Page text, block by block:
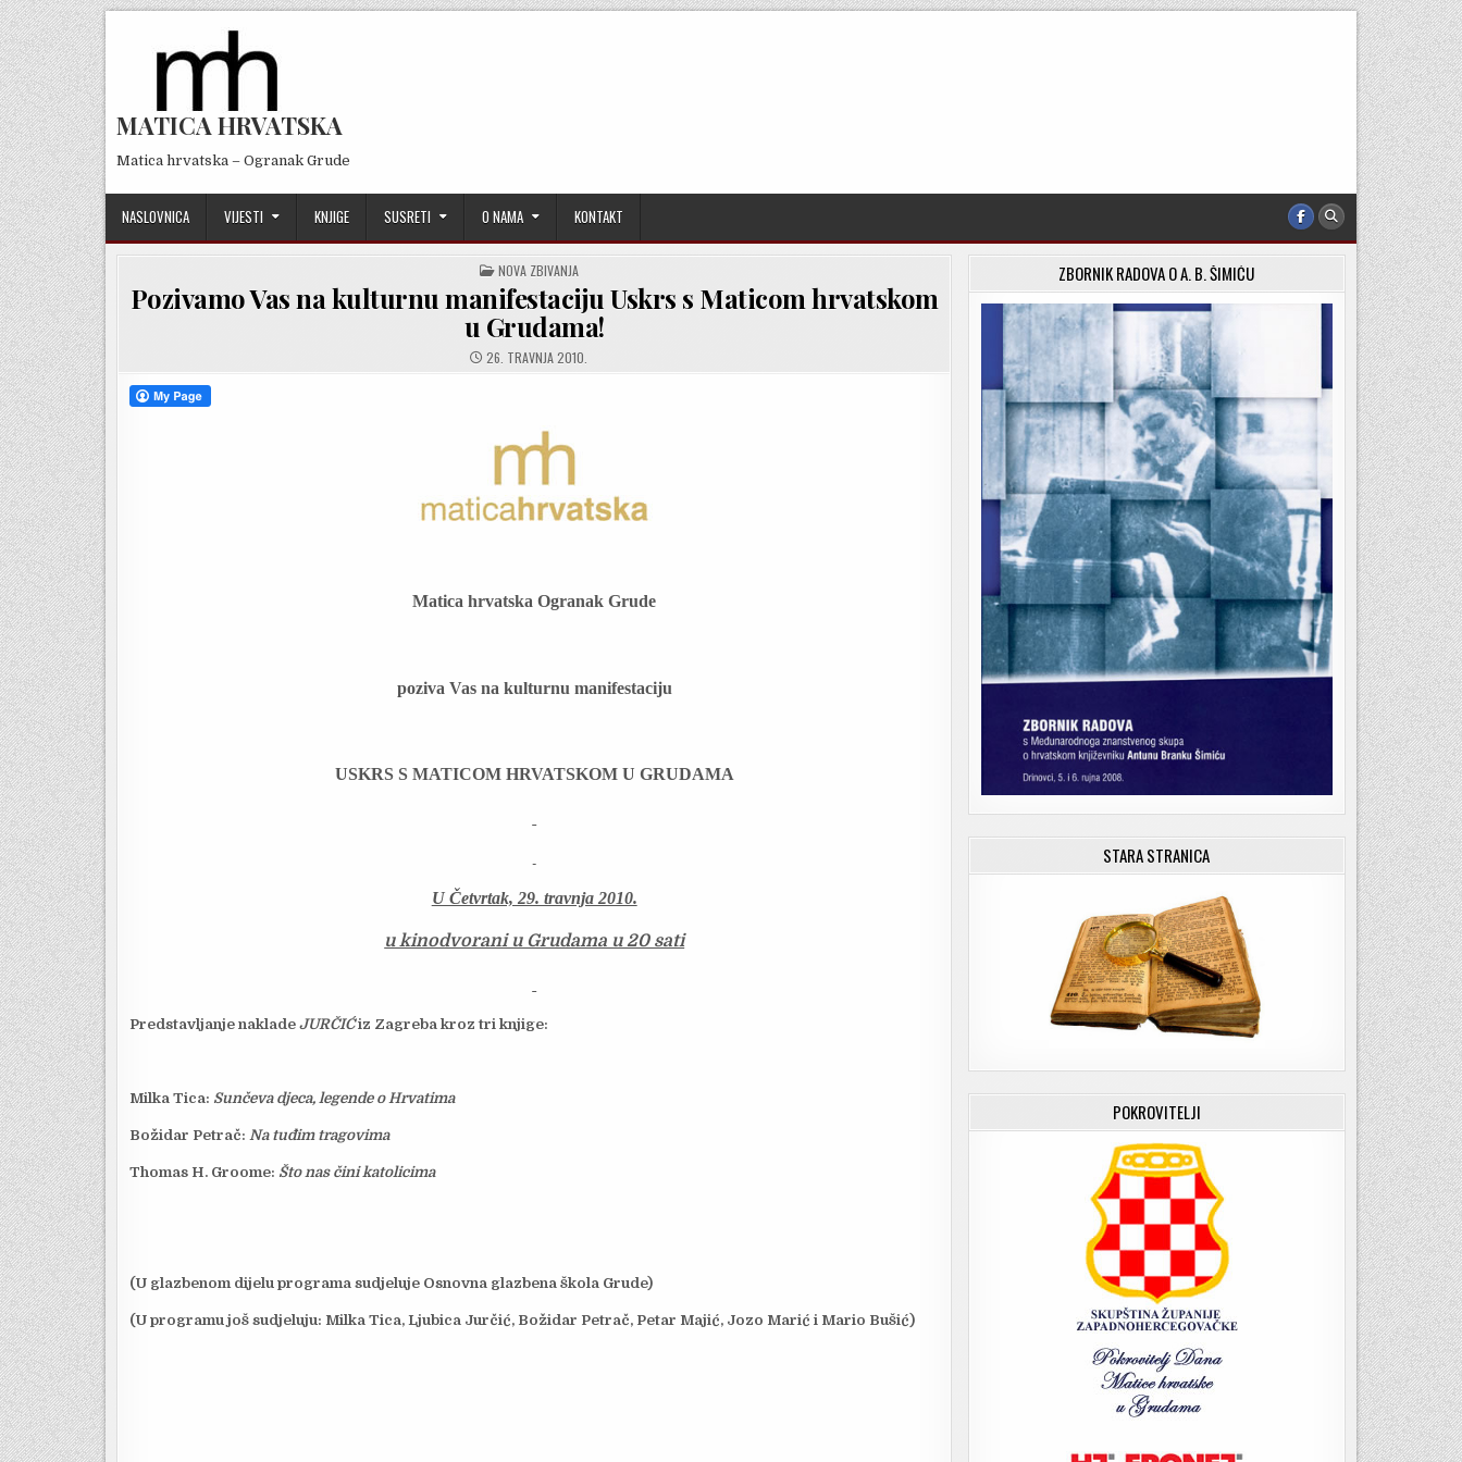
Skip
to
content
MATICA HRVATSKA
Matica hrvatska – Ogranak Grude
NASLOVNICA VIJESTI KNJIGE SUSRETI O NAMA KONTAKT
POSTED
IN
NOVA ZBIVANJA
Pozivamo Vas na kulturnu manifestaciju Uskrs s Maticom hrvatskom
u Grudama!
26. TRAVNJA 2010.
Matica hrvatska Ogranak Grude
poziva Vas na kulturnu manifestaciju
USKRS S MATICOM HRVATSKOM U GRUDAMA
U Četvrtak, 29. travnja 2010.
u kinodvorani u Grudama u 20 sati
Predstavljanje naklade JURČIĆiz Zagreba kroz tri knjige:
Milka Tica: Sunčeva djeca, legende o Hrvatima
Božidar Petrač: Na tuđim tragovima
Thomas H. Groome: Što nas čini katolicima
(U glazbenom dijelu programa sudjeluje Osnovna glazbena škola Grude)
(U programu još sudjeluju: Milka Tica, Ljubica Jurčić, Božidar Petrač, Petar Majić, Jozo Marić i Mario Bušić)
ZBORNIK RADOVA O A. B. ŠIMIĆU
STARA STRANICA
POKROVITELJI